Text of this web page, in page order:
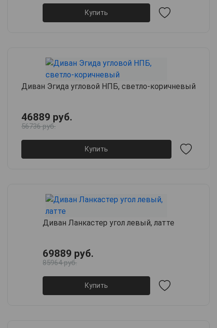
Купить
Диван Эгида угловой НПБ, светло-коричневый
46889 руб.
56736 руб.
Купить
Диван Ланкастер угол левый, латте
69889 руб.
85964 руб.
Купить